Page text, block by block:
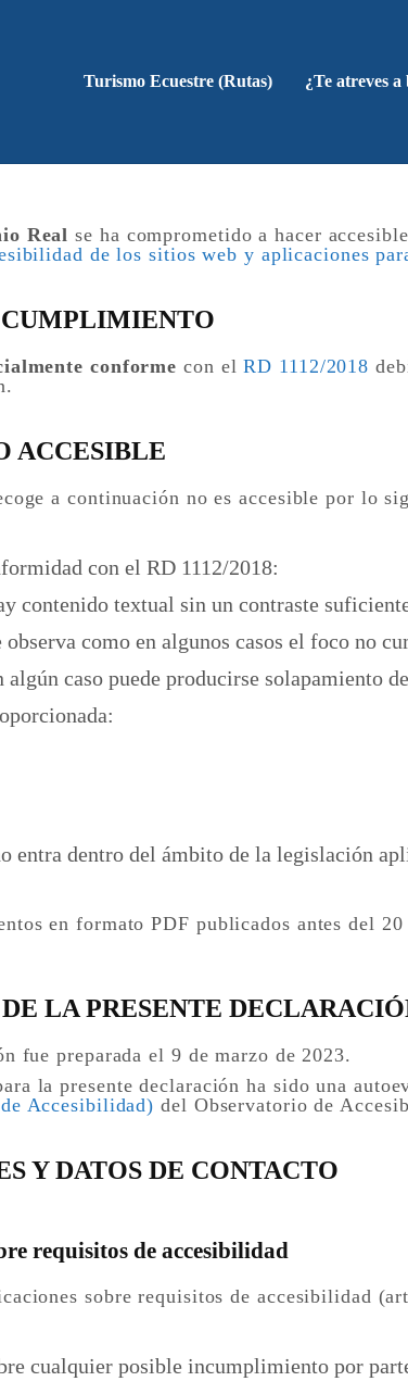
Turismo Ecuestre (Rutas) ¿Te atreves
Real se ha comprometido a hacer
de los sitios web y aplicaciones
conforme con elRD 1112/2018
ACCESIBLE
a continuación no es accesible por lo
con el RD 1112/2018:
contenido textual sin un contraste
observa como en algunos casos el foco no
algún caso puede producirse solapamiento
entra dentro del ámbito de la legislación
en formato PDF publicados antes del
LA PRESENTE
fue preparada el 9 de marzo de 2023.
la presente declaración ha sido una
Accesibilidad) del Observatorio de
Y DATOS DE CONTACTO
requisitos de accesibilidad
sobre requisitos de accesibilidad
cualquier posible incumplimiento por